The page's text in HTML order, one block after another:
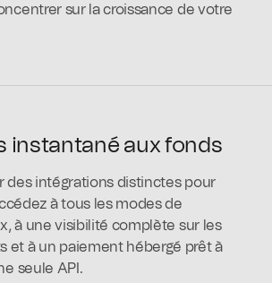
sur la croissance de votre
instantané aux fonds
des intégrations distinctes pour
à tous les modes de
à une visibilité complète sur les
et à un paiement hébergé prêt à
seule API.